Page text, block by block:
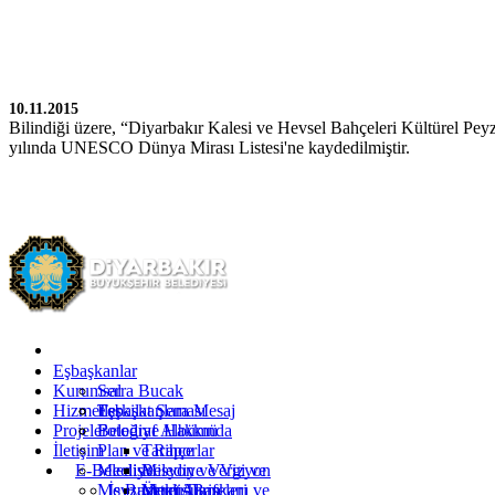
10.11.2015
Bilindiği üzere, “Diyarbakır Kalesi ve Hevsel Bahçeleri Kültürel
yılında UNESCO Dünya Mirası Listesi'ne kaydedilmiştir.
Eşbaşkanlar
Serra Bucak
Eşbaşkanlara Mesaj
Fotoğraf Albümü
Kurumsal
Teşkilat Şeması
Belediye Hakkında
Tarihçe
Misyon ve Vizyon
Yetki Alanı
Plan ve Raporlar
Belediye Vergi ve
Ücret Tarifeleri
Meclis
Meclis Başkanı ve
Mevzuat
Hizmetler
Projeler
İletişim
E-Belediye
İş Başvurusu